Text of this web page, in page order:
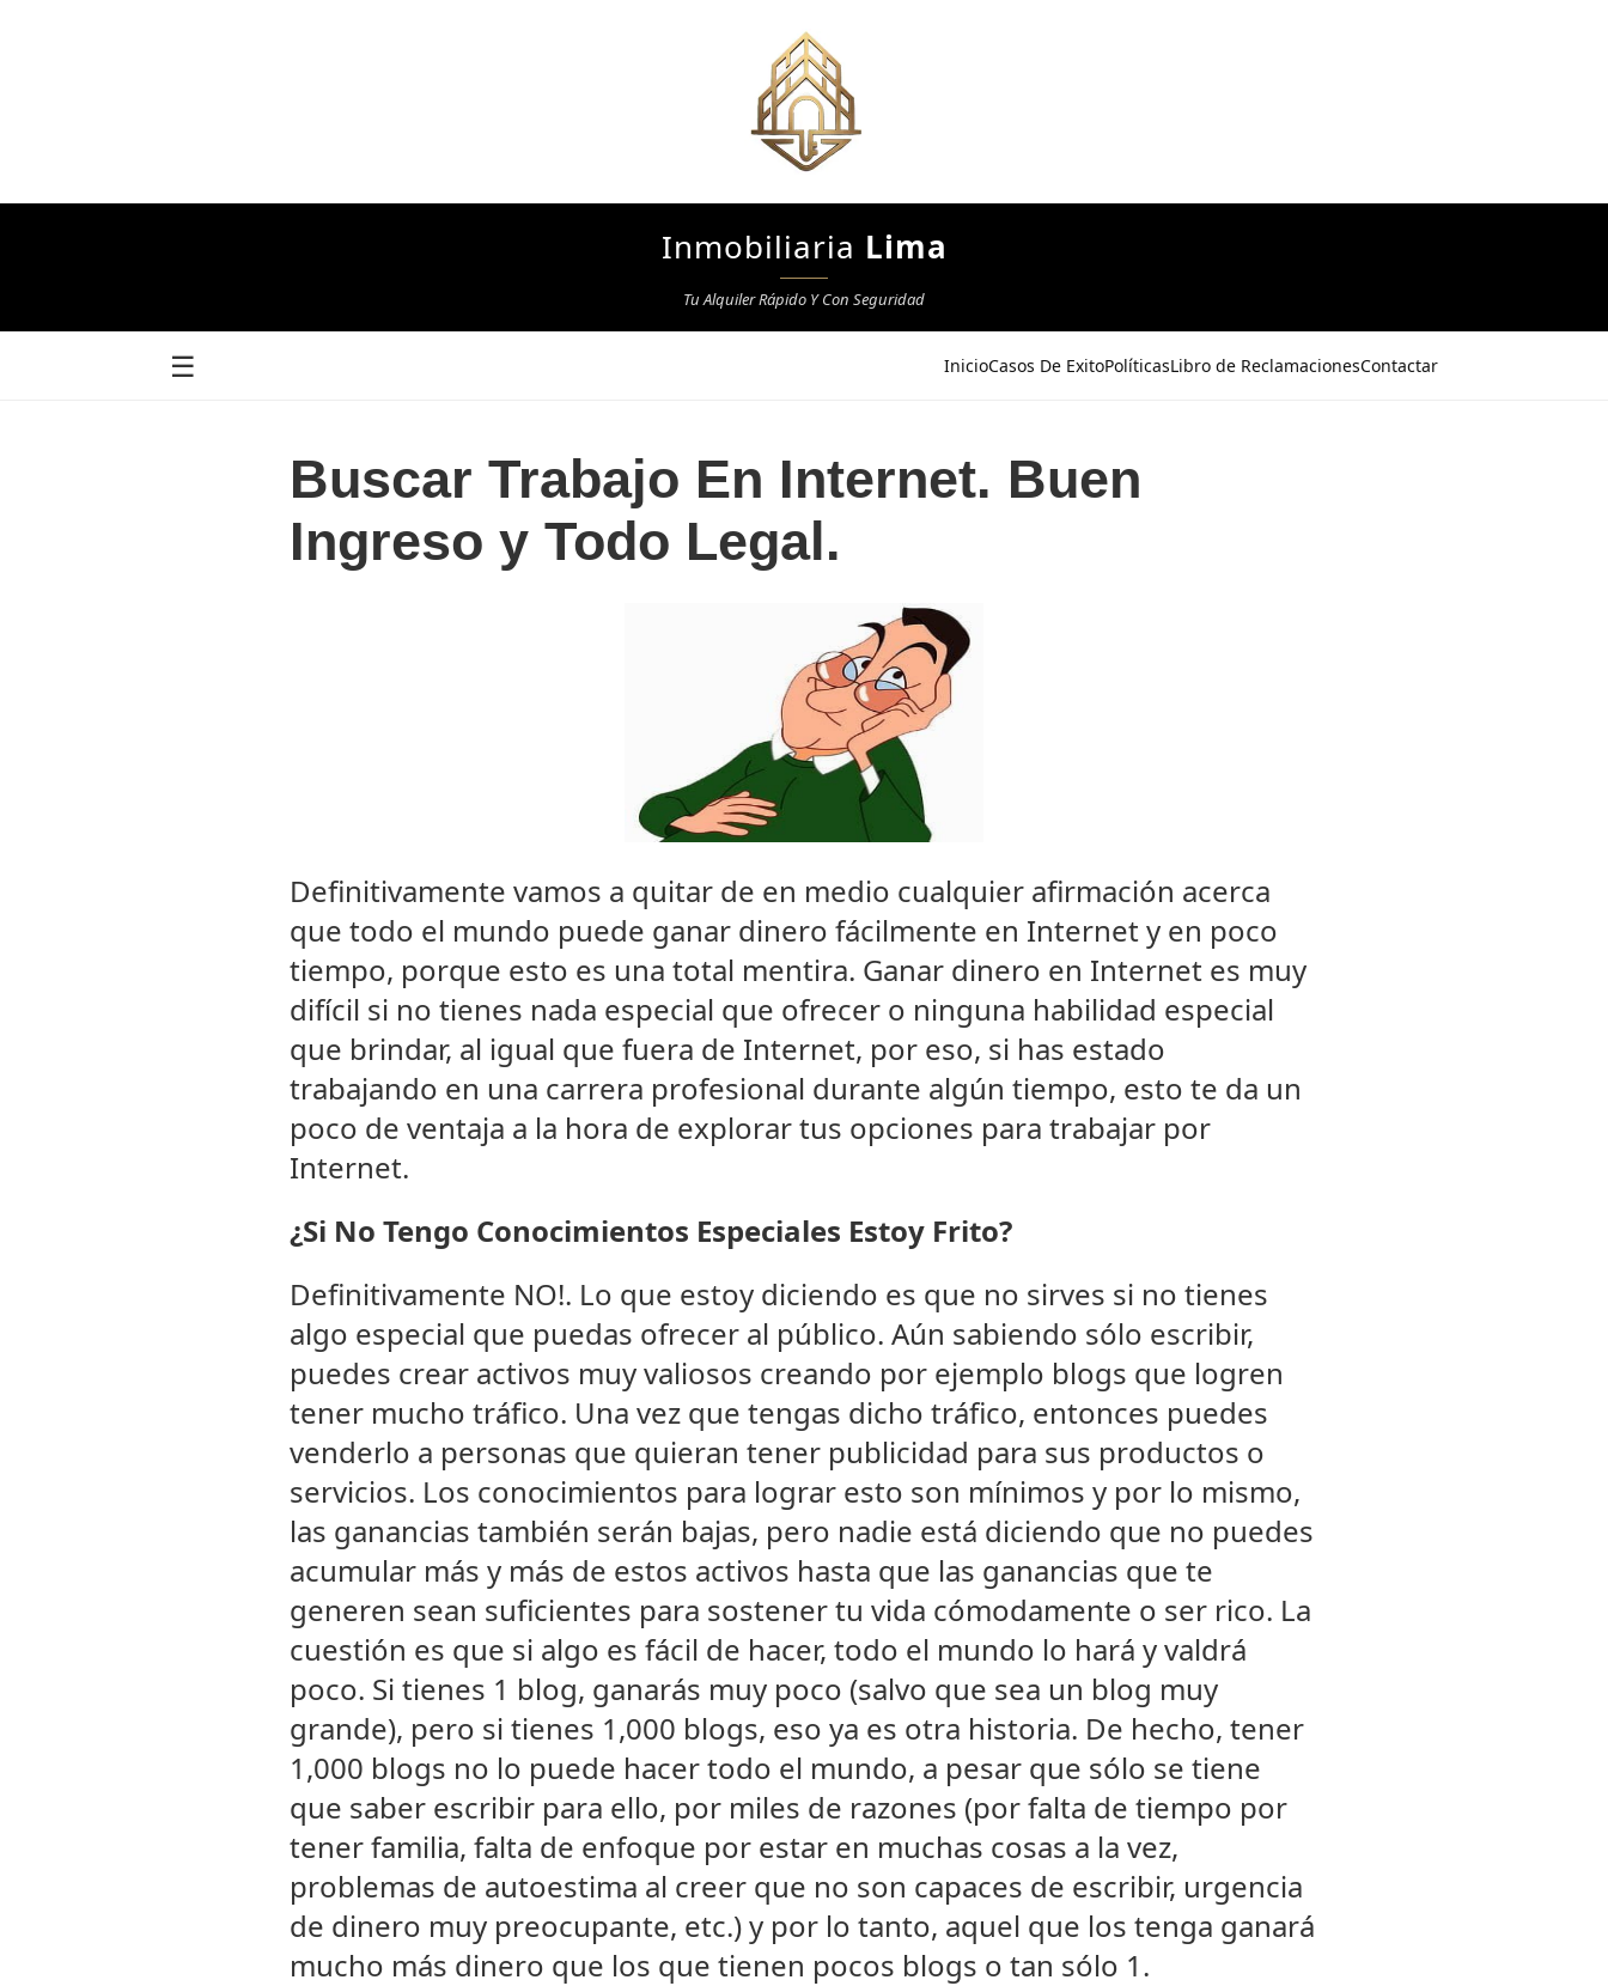
Inmobiliaria Lima
Tu Alquiler Rápido Y Con Seguridad
☰ InicioCasos De ExitoPolíticasLibro de ReclamacionesContactar
Buscar Trabajo En Internet. Buen
Ingreso y Todo Legal.
Definitivamente vamos a quitar de en medio cualquier afirmación acerca
que todo el mundo puede ganar dinero fácilmente en Internet y en poco
tiempo, porque esto es una total mentira. Ganar dinero en Internet es muy
difícil si no tienes nada especial que ofrecer o ninguna habilidad especial
que brindar, al igual que fuera de Internet, por eso, si has estado
trabajando en una carrera profesional durante algún tiempo, esto te da un
poco de ventaja a la hora de explorar tus opciones para trabajar por
Internet.
¿Si No Tengo Conocimientos Especiales Estoy Frito?
Definitivamente NO!. Lo que estoy diciendo es que no sirves si no tienes
algo especial que puedas ofrecer al público. Aún sabiendo sólo escribir,
puedes crear activos muy valiosos creando por ejemplo blogs que logren
tener mucho tráfico. Una vez que tengas dicho tráfico, entonces puedes
venderlo a personas que quieran tener publicidad para sus productos o
servicios. Los conocimientos para lograr esto son mínimos y por lo mismo,
las ganancias también serán bajas, pero nadie está diciendo que no puedes
acumular más y más de estos activos hasta que las ganancias que te
generen sean suficientes para sostener tu vida cómodamente o ser rico. La
cuestión es que si algo es fácil de hacer, todo el mundo lo hará y valdrá
poco. Si tienes 1 blog, ganarás muy poco (salvo que sea un blog muy
grande), pero si tienes 1,000 blogs, eso ya es otra historia. De hecho, tener
1,000 blogs no lo puede hacer todo el mundo, a pesar que sólo se tiene
que saber escribir para ello, por miles de razones (por falta de tiempo por
tener familia, falta de enfoque por estar en muchas cosas a la vez,
problemas de autoestima al creer que no son capaces de escribir, urgencia
de dinero muy preocupante, etc.) y por lo tanto, aquel que los tenga ganará
mucho más dinero que los que tienen pocos blogs o tan sólo 1.